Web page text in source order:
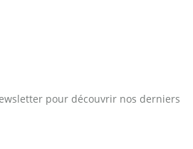
pour découvrir nos derniers